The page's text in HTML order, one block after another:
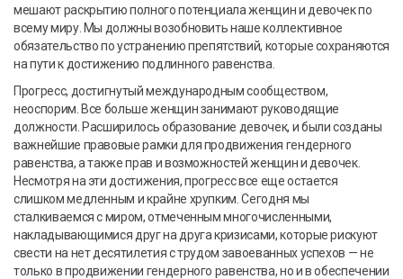
мешают раскрытию полного потенциала женщин и девочек по
всему миру. Мы должны возобновить наше коллективное
обязательство по устранению препятствий, которые сохраняются
на пути к достижению подлинного равенства.
Прогресс, достигнутый международным сообществом,
неоспорим. Все больше женщин занимают руководящие
должности. Расширилось образование девочек, и были созданы
важнейшие правовые рамки для продвижения гендерного
равенства, а также прав и возможностей женщин и девочек.
Несмотря на эти достижения, прогресс все еще остается
слишком медленным и крайне хрупким. Сегодня мы
сталкиваемся с миром, отмеченным многочисленными,
накладывающимися друг на друга кризисами, которые рискуют
свести на нет десятилетия с трудом завоеванных успехов — не
только в продвижении гендерного равенства, но и в обеспечении